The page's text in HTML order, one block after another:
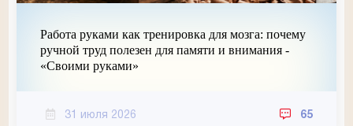
Работа руками как тренировка для мозга: почему
ручной труд полезен для памяти и внимания -
«Своими руками»
31 июля 2026 65